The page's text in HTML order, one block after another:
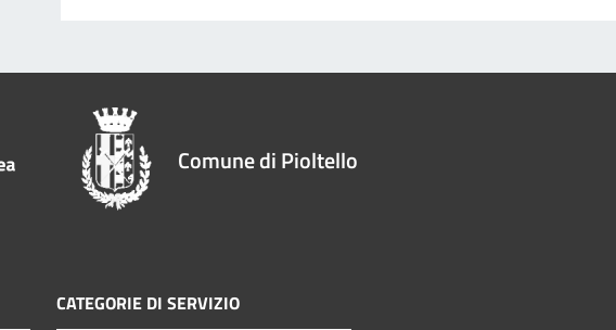
Comune di Pioltello
CATEGORIE DI SERVIZIO